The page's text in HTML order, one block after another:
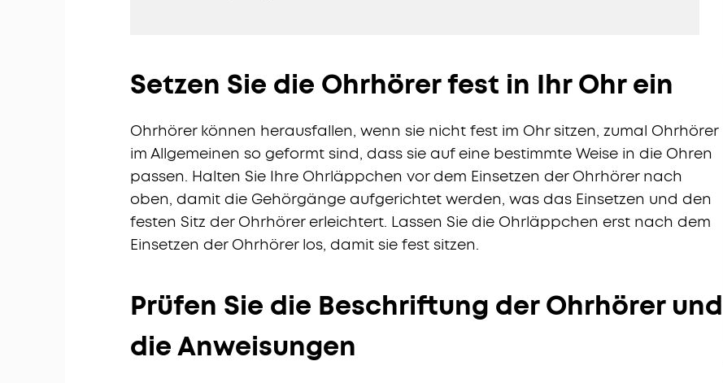
Setzen Sie die Ohrhörer fest in Ihr Ohr ein
Ohrhörer können herausfallen, wenn sie nicht fest im Ohr sitzen, zumal Ohrhörer
im Allgemeinen so geformt sind, dass sie auf eine bestimmte Weise in die Ohren
passen. Halten Sie Ihre Ohrläppchen vor dem Einsetzen der Ohrhörer nach
oben, damit die Gehörgänge aufgerichtet werden, was das Einsetzen und den
festen Sitz der Ohrhörer erleichtert. Lassen Sie die Ohrläppchen erst nach dem
Einsetzen der Ohrhörer los, damit sie fest sitzen.
Prüfen Sie die Beschriftung der Ohrhörerund
die Anweisungen